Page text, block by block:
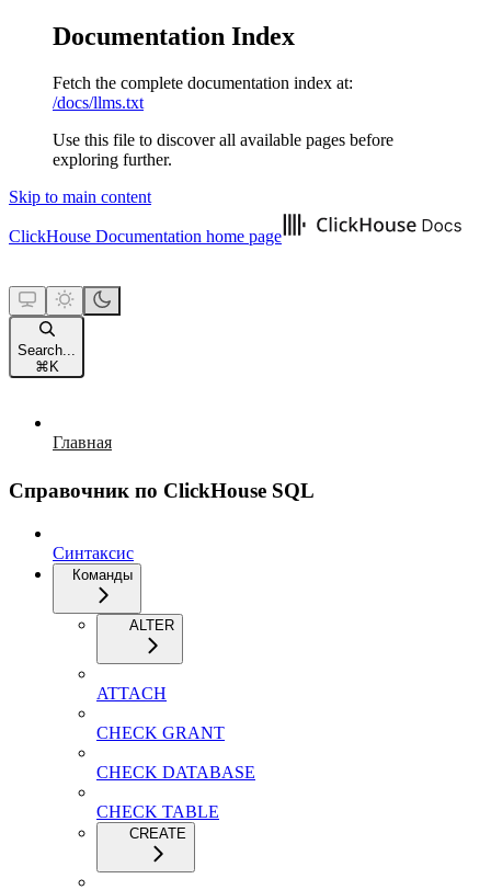
Documentation Index
Fetch the complete documentation index at:
/docs/llms.txt
Use this file to discover all available pages before
exploring further.
Skip to main content
ClickHouse Documentation home page
Search...
⌘ K
Главная
Справочник по ClickHouse SQL
Синтаксис
Команды
ALTER
ATTACH
CHECK GRANT
CHECK DATABASE
CHECK TABLE
CREATE